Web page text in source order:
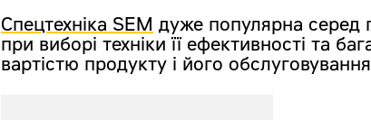
Спецтехніка SEM дуже популярна серед
при виборі техніки її ефективності та
вартістю продукту і його